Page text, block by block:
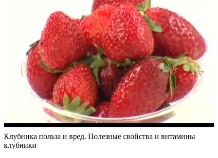
Клубника польза и вред. Полезные свойства и витамины
клубники